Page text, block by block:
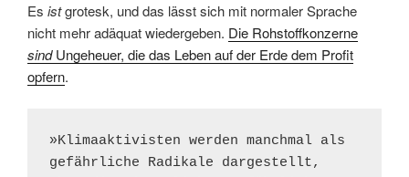
Es istgrotesk, und das lässt sich mit normaler Sprache
nicht mehr adäquat wiedergeben. Die Rohstoffkonzerne
sindUngeheuer, die das Leben auf der Erde dem Profit
opfern.
»Klimaaktivisten werden manchmal als
gefährliche Radikale dargestellt,